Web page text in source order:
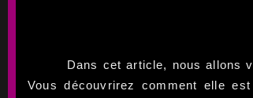
Dans cet article, nous allons
Vous découvrirez comment elle